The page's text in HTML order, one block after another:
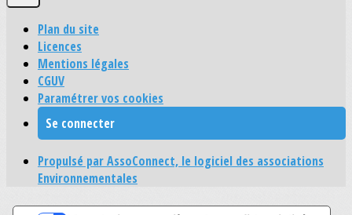
Plan du site
Licences
Mentions légales
CGUV
Paramétrer vos cookies
Se connecter
Propulsé par AssoConnect, le logiciel des associations
Environnementales